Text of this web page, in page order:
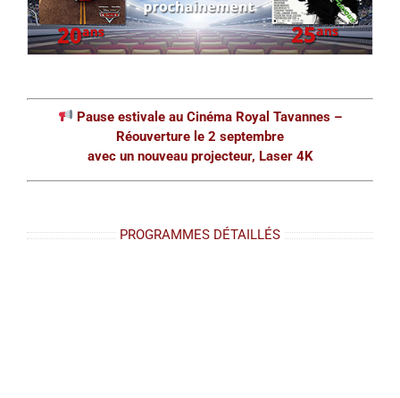
Pause estivale au Cinéma Royal Tavannes –
Réouverture le 2 septembre
avec un nouveau projecteur, Laser 4K
PROGRAMMES DÉTAILLÉS